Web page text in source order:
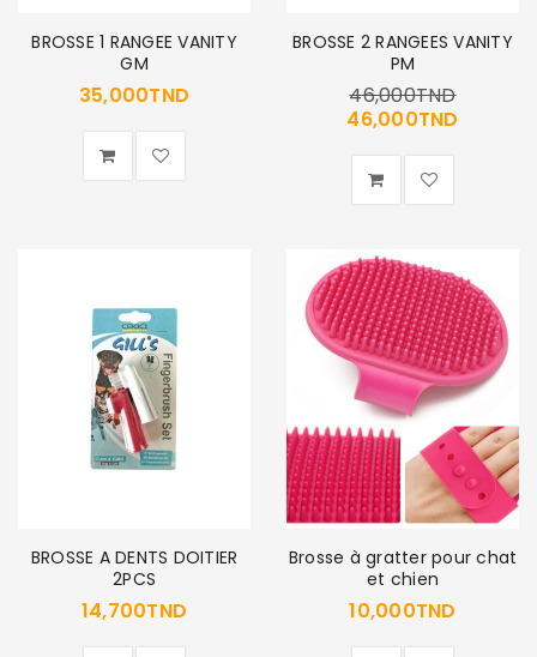
BROSSE 1 RANGEE VANITY
GM
35,000TND
BROSSE 2 RANGEES VANITY
PM
46,000TND
46,000TND
BROSSE A DENTS DOITIER
2PCS
14,700TND
Brosse à gratter pour chat
et chien
10,000TND